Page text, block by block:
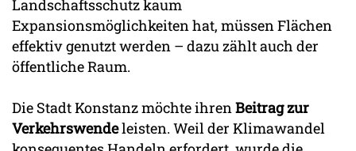
Landschaftsschutz kaum
Expansionsmöglichkeiten hat, müssen Flächen
effektiv genutzt werden – dazu zählt auch der
öffentliche Raum.
Die Stadt Konstanz möchte ihrenBeitrag zur
Verkehrswendeleisten. Weil der Klimawandel